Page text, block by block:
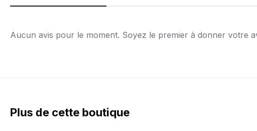
Aucun avis pour le moment. Soyez le premier à donner votre
Plus de cette boutique